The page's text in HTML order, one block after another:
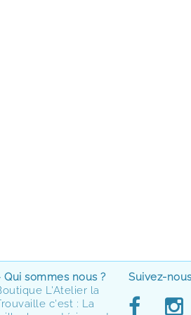
Qui sommes nous ?
L'Atelier la
c'est : La
Suivez-